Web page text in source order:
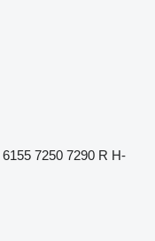
6155 7250 7290 R H-